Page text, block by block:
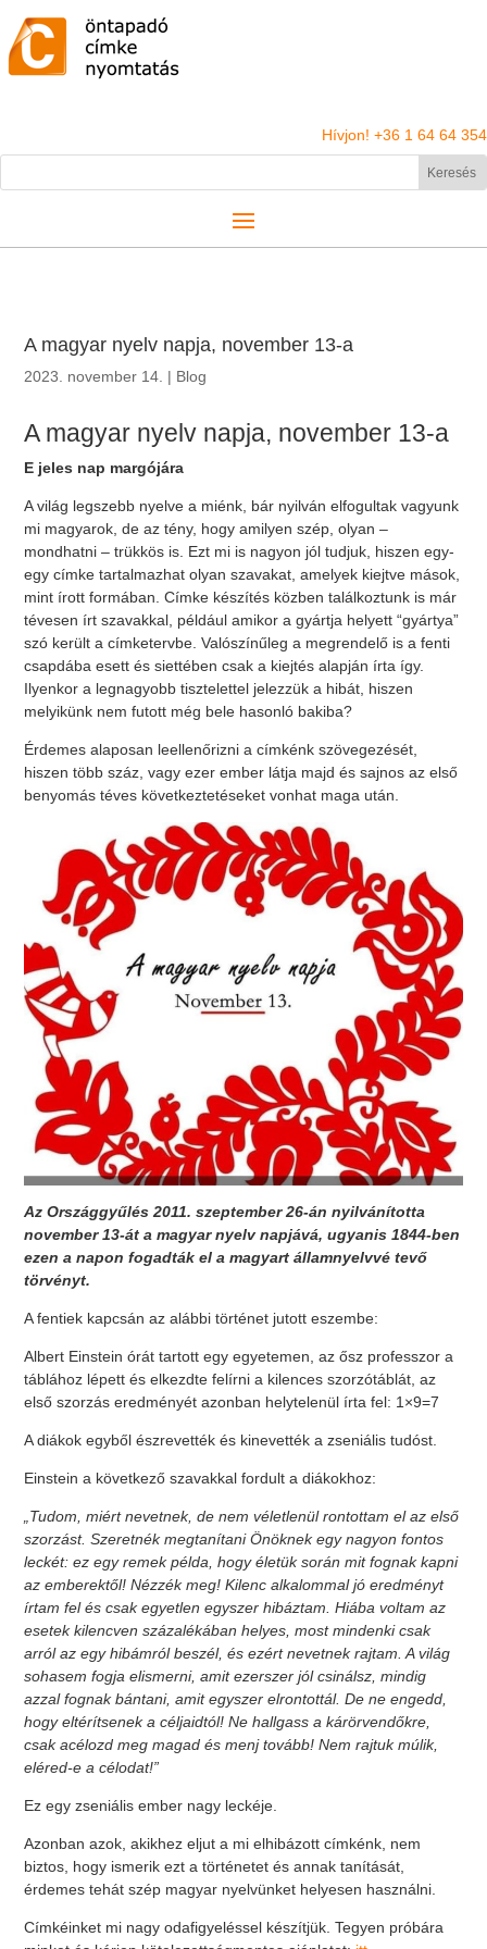
Hívjon! +36 1 64 64 354
A magyar nyelv napja, november 13-a
2023. november 14. | Blog
A magyar nyelv napja, november 13-a
E jeles nap margójára
A világ legszebb nyelve a miénk, bár nyilván elfogultak vagyunk
mi magyarok, de az tény, hogy amilyen szép, olyan –
mondhatni – trükkös is. Ezt mi is nagyon jól tudjuk, hiszen egy-
egy címke tartalmazhat olyan szavakat, amelyek kiejtve mások,
mint írott formában. Címke készítés közben találkoztunk is már
tévesen írt szavakkal, például amikor a gyártja helyett “gyártya”
szó került a címketervbe. Valószínűleg a megrendelő is a fenti
csapdába esett és siettében csak a kiejtés alapján írta így.
Ilyenkor a legnagyobb tisztelettel jelezzük a hibát, hiszen
melyikünk nem futott még bele hasonló bakiba?
Érdemes alaposan leellenőrizni a címkénk szövegezését,
hiszen több száz, vagy ezer ember látja majd és sajnos az első
benyomás téves következtetéseket vonhat maga után.
Az Országgyűlés 2011. szeptember 26-án nyilvánította
november 13-át a magyar nyelv napjává, ugyanis 1844-ben
ezen a napon fogadták el a magyart államnyelvvé tevő
törvényt.
A fentiek kapcsán az alábbi történet jutott eszembe:
Albert Einstein órát tartott egy egyetemen, az ősz professzor a
táblához lépett és elkezdte felírni a kilences szorzótáblát, az
első szorzás eredményét azonban helytelenül írta fel: 1×9=7
A diákok egyből észrevették és kinevették a zseniális tudóst.
Einstein a következő szavakkal fordult a diákokhoz:
„Tudom, miért nevetnek, de nem véletlenül rontottam el az első
szorzást. Szeretnék megtanítani Önöknek egy nagyon fontos
leckét: ez egy remek példa, hogy életük során mit fognak kapni
az emberektől! Nézzék meg! Kilenc alkalommal jó eredményt
írtam fel és csak egyetlen egyszer hibáztam. Hiába voltam az
esetek kilencven százalékában helyes, most mindenki csak
arról az egy hibámról beszél, és ezért nevetnek rajtam. A világ
sohasem fogja elismerni, amit ezerszer jól csinálsz, mindig
azzal fognak bántani, amit egyszer elrontottál. De ne engedd,
hogy eltérítsenek a céljaidtól! Ne hallgass a kárörvendőkre,
csak acélozd meg magad és menj tovább! Nem rajtuk múlik,
eléred-e a célodat!”
Ez egy zseniális ember nagy leckéje.
Azonban azok, akikhez eljut a mi elhibázott címkénk, nem
biztos, hogy ismerik ezt a történetet és annak tanítását,
érdemes tehát szép magyar nyelvünket helyesen használni.
Címkéinket mi nagy odafigyeléssel készítjük. Tegyen próbára